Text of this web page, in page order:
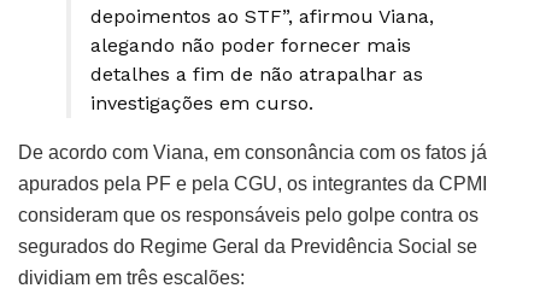
depoimentos ao STF”, afirmou Viana,
alegando não poder fornecer mais
detalhes a fim de não atrapalhar as
investigações em curso.
De acordo com Viana, em consonância com os fatos já
apurados pela PF e pela CGU, os integrantes da CPMI
consideram que os responsáveis pelo golpe contra os
segurados do Regime Geral da Previdência Social se
dividiam em três escalões: